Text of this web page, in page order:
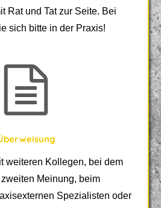
Rat und Tat zur Seite. Bei
sich bitte in der Praxis!
weiteren Kollegen, bei dem
Meinung, beim
Spezialisten oder